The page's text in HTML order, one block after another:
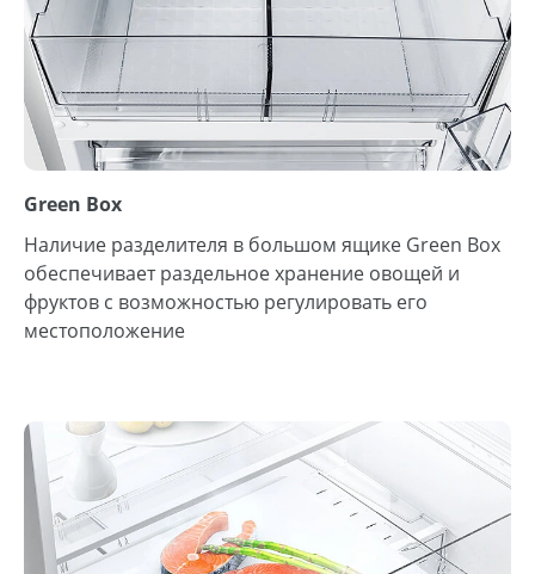
Green Box
Наличие разделителя в большом ящике Green Box
обеспечивает раздельное хранение овощей и
фруктов с возможностью регулировать его
местоположение